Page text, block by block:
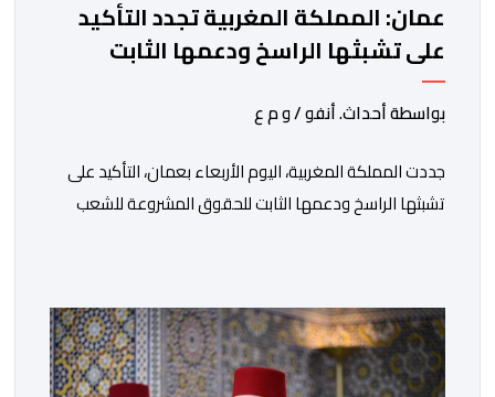
عمان: المملكة المغربية تجدد التأكيد
على تشبثها الراسخ ودعمها الثابت
للحقوق المشروعة للشعب الفلسطيني
الشقيق
بواسطة أحداث. أنفو / و م ع
جددت المملكة المغربية، اليوم الأربعاء بعمان، التأكيد على
تشبثها الراسخ ودعمها الثابت للحقوق المشروعة للشعب
الشريف، واقتناعها بفضائل الحوار والتفاوض كسبيل وحيد
لحل الصراع الفلسطيني- الإسرائيلي، بعيدا عن أعمال العنف
والتطرف والتصرفات أحادية الجانب، وكذا انخراطها التام في